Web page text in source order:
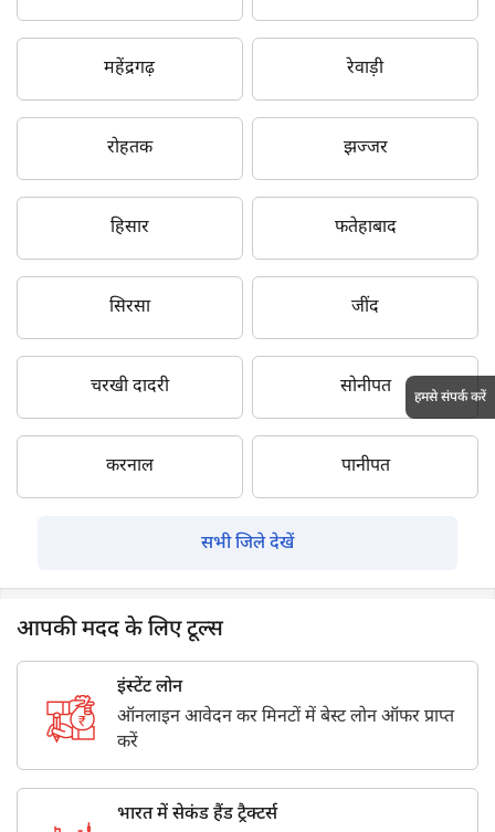
महेंद्रगढ़ रेवाड़ी
रोहतक झज्जर
हिसार फतेहाबाद
सिरसा जींद
चरखी दादरी सोनीपत
करनाल पानीपत
सभी जिले देखें
आपकी मदद के लिए टूल्स
इंस्टेंट लोन
ऑनलाइन आवेदन कर मिनटों में बेस्ट लोन ऑफर प्राप्त
करें
भारत में सेकंड हैंड ट्रैक्टर्स
हमसे संपर्क करें